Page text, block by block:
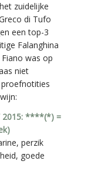
zuidelijke
di Tufo
een top-3
Falanghina
was op
niet
proefnotities
2015: ****(*) =
perzik
goede